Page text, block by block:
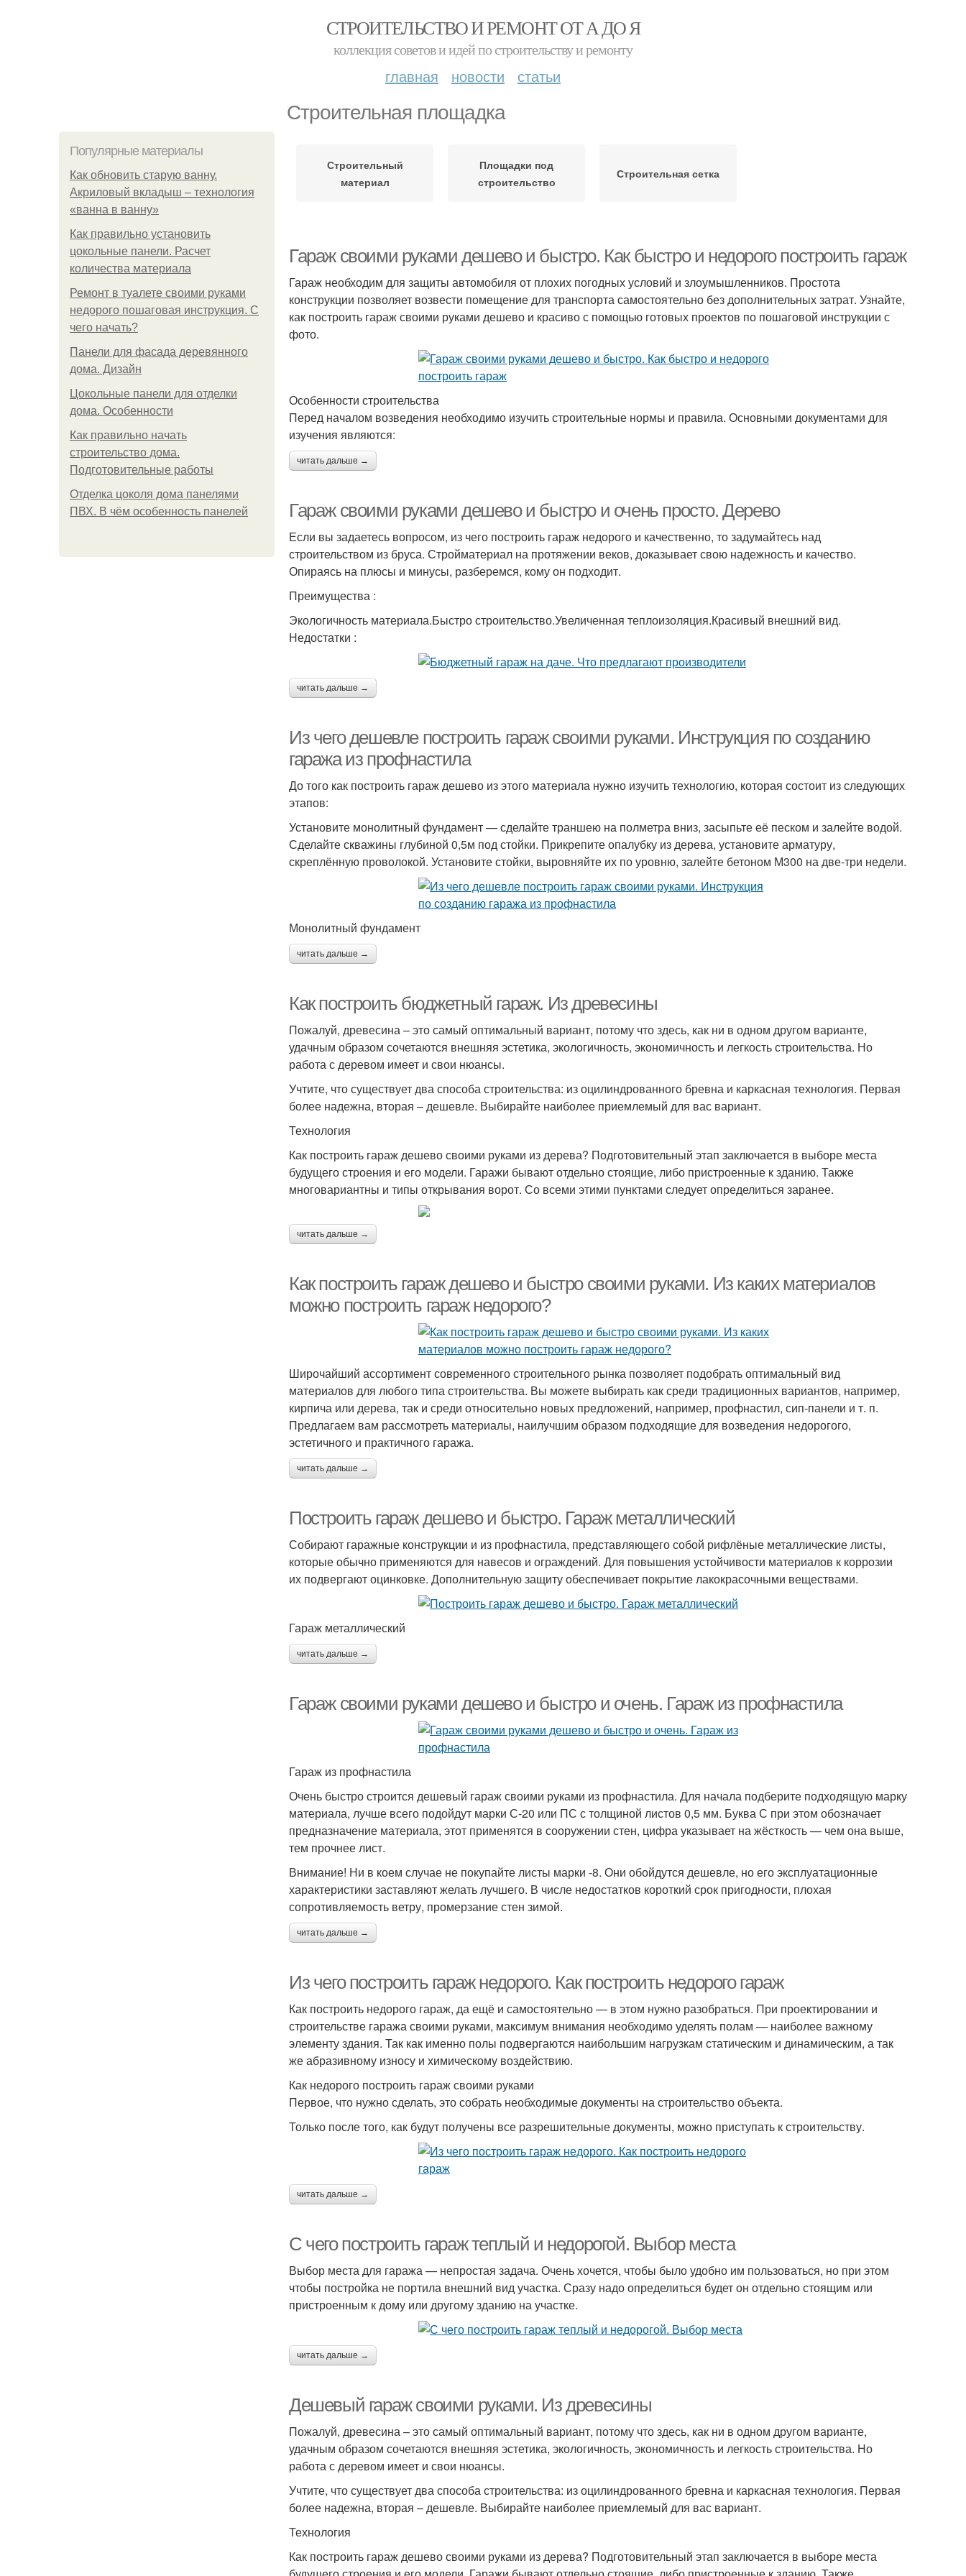
СТРОИТЕЛЬСТВО И РЕМОНТ ОТ А ДО Я
коллекция советов и идей по строительству и ремонту
главная новости статьи
Строительная площадка
Популярные материалы
Как обновить старую ванну.
Акриловый вкладыш – технология
«ванна в ванну»
Как правильно установить
цокольные панели. Расчет
количества материала
Ремонт в туалете своими руками
недорого пошаговая инструкция. С
чего начать?
Панели для фасада деревянного
дома. Дизайн
Цокольные панели для отделки
дома. Особенности
Как правильно начать
строительство дома.
Подготовительные работы
Отделка цоколя дома панелями
ПВХ. В чём особенность панелей
Строительный
материал
Площадки под
строительство
Строительная сетка
Гараж своими руками дешево и быстро. Как быстро и недорого построить гараж
Гараж необходим для защиты автомобиля от плохих погодных условий и злоумышленников. Простота
конструкции позволяет возвести помещение для транспорта самостоятельно без дополнительных затрат. Узнайте,
как построить гараж своими руками дешево и красиво с помощью готовых проектов по пошаговой инструкции с
фото.
Особенности строительства
Перед началом возведения необходимо изучить строительные нормы и правила. Основными документами для
изучения являются:
читать дальше →
Гараж своими руками дешево и быстро и очень просто. Дерево
Если вы задаетесь вопросом, из чего построить гараж недорого и качественно, то задумайтесь над
строительством из бруса. Стройматериал на протяжении веков, доказывает свою надежность и качество.
Опираясь на плюсы и минусы, разберемся, кому он подходит.
Преимущества :
Экологичность материала.Быстро строительство.Увеличенная теплоизоляция.Красивый внешний вид.
Недостатки :
читать дальше →
Из чего дешевле построить гараж своими руками. Инструкция по созданию
гаража из профнастила
До того как построить гараж дешево из этого материала нужно изучить технологию, которая состоит из следующих
этапов:
Установите монолитный фундамент — сделайте траншею на полметра вниз, засыпьте её песком и залейте водой.
Сделайте скважины глубиной 0,5м под стойки. Прикрепите опалубку из дерева, установите арматуру,
скреплённую проволокой. Установите стойки, выровняйте их по уровню, залейте бетоном М300 на две-три недели.
Монолитный фундамент
читать дальше →
Как построить бюджетный гараж. Из древесины
Пожалуй, древесина – это самый оптимальный вариант, потому что здесь, как ни в одном другом варианте,
удачным образом сочетаются внешняя эстетика, экологичность, экономичность и легкость строительства. Но
работа с деревом имеет и свои нюансы.
Учтите, что существует два способа строительства: из оцилиндрованного бревна и каркасная технология. Первая
более надежна, вторая – дешевле. Выбирайте наиболее приемлемый для вас вариант.
Технология
Как построить гараж дешево своими руками из дерева? Подготовительный этап заключается в выборе места
будущего строения и его модели. Гаражи бывают отдельно стоящие, либо пристроенные к зданию. Также
многовариантны и типы открывания ворот. Со всеми этими пунктами следует определиться заранее.
читать дальше →
Как построить гараж дешево и быстро своими руками. Из каких материалов
можно построить гараж недорого?
Широчайший ассортимент современного строительного рынка позволяет подобрать оптимальный вид
материалов для любого типа строительства. Вы можете выбирать как среди традиционных вариантов, например,
кирпича или дерева, так и среди относительно новых предложений, например, профнастил, сип-панели и т. п.
Предлагаем вам рассмотреть материалы, наилучшим образом подходящие для возведения недорогого,
эстетичного и практичного гаража.
читать дальше →
Построить гараж дешево и быстро. Гараж металлический
Собирают гаражные конструкции и из профнастила, представляющего собой рифлёные металлические листы,
которые обычно применяются для навесов и ограждений. Для повышения устойчивости материалов к коррозии
их подвергают оцинковке. Дополнительную защиту обеспечивает покрытие лакокрасочными веществами.
Гараж металлический
читать дальше →
Гараж своими руками дешево и быстро и очень. Гараж из профнастила
Гараж из профнастила
Очень быстро строится дешевый гараж своими руками из профнастила. Для начала подберите подходящую марку
материала, лучше всего подойдут марки С-20 или ПС с толщиной листов 0,5 мм. Буква С при этом обозначает
предназначение материала, этот применятся в сооружении стен, цифра указывает на жёсткость — чем она выше,
тем прочнее лист.
Внимание! Ни в коем случае не покупайте листы марки -8. Они обойдутся дешевле, но его эксплуатационные
характеристики заставляют желать лучшего. В числе недостатков короткий срок пригодности, плохая
сопротивляемость ветру, промерзание стен зимой.
читать дальше →
Из чего построить гараж недорого. Как построить недорого гараж
Как построить недорого гараж, да ещё и самостоятельно — в этом нужно разобраться. При проектировании и
строительстве гаража своими руками, максимум внимания необходимо уделять полам — наиболее важному
элементу здания. Так как именно полы подвергаются наибольшим нагрузкам статическим и динамическим, а так
же абразивному износу и химическому воздействию.
Как недорого построить гараж своими руками
Первое, что нужно сделать, это собрать необходимые документы на строительство объекта.
Только после того, как будут получены все разрешительные документы, можно приступать к строительству.
читать дальше →
С чего построить гараж теплый и недорогой. Выбор места
Выбор места для гаража — непростая задача. Очень хочется, чтобы было удобно им пользоваться, но при этом
чтобы постройка не портила внешний вид участка. Сразу надо определиться будет он отдельно стоящим или
пристроенным к дому или другому зданию на участке.
читать дальше →
Дешевый гараж своими руками. Из древесины
Пожалуй, древесина – это самый оптимальный вариант, потому что здесь, как ни в одном другом варианте,
удачным образом сочетаются внешняя эстетика, экологичность, экономичность и легкость строительства. Но
работа с деревом имеет и свои нюансы.
Учтите, что существует два способа строительства: из оцилиндрованного бревна и каркасная технология. Первая
более надежна, вторая – дешевле. Выбирайте наиболее приемлемый для вас вариант.
Технология
Как построить гараж дешево своими руками из дерева? Подготовительный этап заключается в выборе места